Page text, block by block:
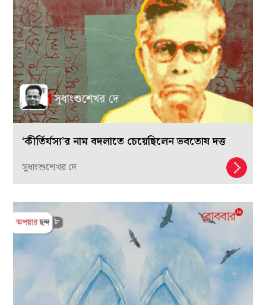
‘কীর্তির্যস্য’র নাম বদলাতে চেয়েছিলেন ভবতোষ দত্ত
সুধাংশুশেখর দে